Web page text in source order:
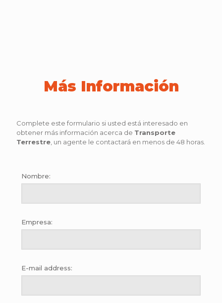
Más Información
Complete este formulario si usted está interesado en
obtener más información acerca de Transporte
Terrestre , un agente le contactará en menos de 48 horas.
Nombre:
Empresa:
E-mail address: